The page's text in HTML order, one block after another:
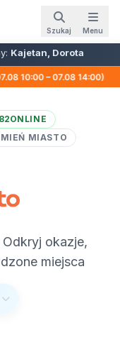
Szukaj Menu
Kajetan, Dorota
14:00) │
ONLINE
MIASTO
okazje,
miejsca